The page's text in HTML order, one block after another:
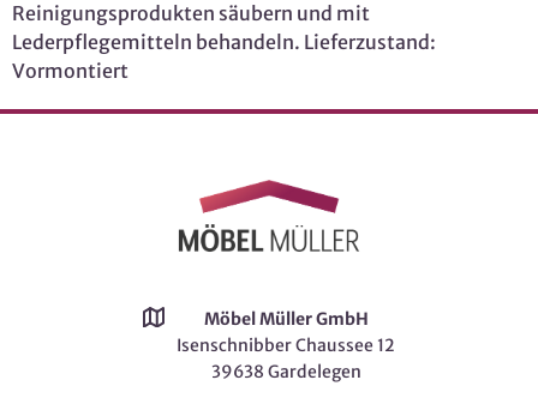
Reinigungsprodukten säubern und mit
Lederpflegemitteln behandeln. Lieferzustand:
Vormontiert
Möbel Müller GmbH
Isenschnibber Chaussee 12
39638 Gardelegen